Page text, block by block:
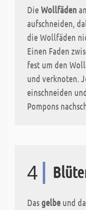
DieWollfäden
aufschneiden,
die Wollfäden
Einen Faden
fest um den
und verknoten.
einschneiden
Pompons
4
Das gelbe und